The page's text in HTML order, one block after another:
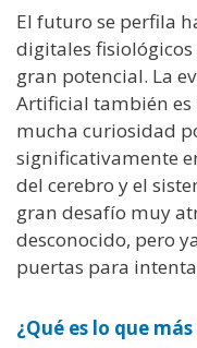
El futuro se perfila
digitales
gran potencial. La
Artificial también
mucha curiosidad
significativamente
del cerebro y el
gran desafío muy
desconocido, pero
puertas para
¿Qué es lo que